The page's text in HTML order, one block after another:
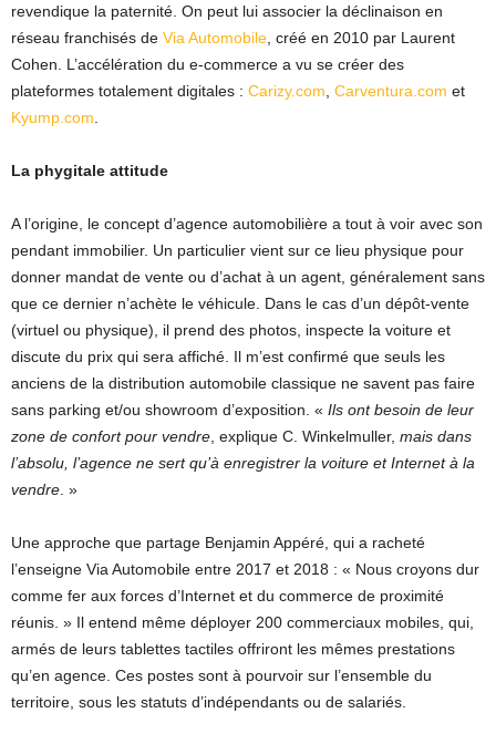
revendique la paternité. On peut lui associer la déclinaison en
réseau franchisés de Via Automobile , créé en 2010 par Laurent
Cohen. L’accélération du e-commerce a vu se créer des
plateformes totalement digitales : Carizy.com Carventura.com et
Kyump.com
La phygitale attitude
A l’origine, le concept d’agence automobilière a tout à voir avec son
pendant immobilier. Un particulier vient sur ce lieu physique pour
donner mandat de vente ou d’achat à un agent, généralement sans
que ce dernier n’achète le véhicule. Dans le cas d’un dépôt-vente
(virtuel ou physique), il prend des photos, inspecte la voiture et
discute du prix qui sera affiché. Il m’est confirmé que seuls les
anciens de la distribution automobile classique ne savent pas faire
sans parking et/ou showroom d’exposition. « Ils ont besoin de leur
zone de confort pour vendre , explique C. Winkelmuller, mais dans
l’absolu, l’agence ne sert qu’à enregistrer la voiture et Internet à la
vendre . »
Une approche que partage Benjamin Appéré, qui a racheté
l’enseigne Via Automobile entre 2017 et 2018 : « Nous croyons dur
comme fer aux forces d’Internet et du commerce de proximité
réunis. » Il entend même déployer 200 commerciaux mobiles, qui,
armés de leurs tablettes tactiles offriront les mêmes prestations
qu’en agence. Ces postes sont à pourvoir sur l’ensemble du
territoire, sous les statuts d’indépendants ou de salariés.